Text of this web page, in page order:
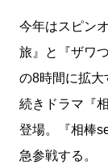
今年はスピン
旅』と『ザワ
の8時間に拡大
続きドラマ『
登場。『相棒
急参戦する。